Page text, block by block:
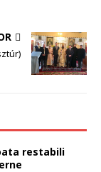
restabili